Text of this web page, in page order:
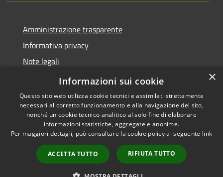
Amministrazione trasparente
Informativa privacy
Note legali
Dichiarazione di accessibilità
Accessibilità
Copyright © 2026 • Città di
Cirié • Powered by
Municipium•
Accesso
redazione
×
Informazioni sui cookie
Questo sito web utilizza cookie tecnici e assimilati strettamente
necessari al corretto funzionamento e alla navigazione del sito,
nonché un cookie tecnico analitico al solo fine di elaborare
informazioni statistiche, aggregate e anonime.
Per maggiori dettagli, può consultare la cookie policy al seguente link
ACCETTA TUTTO RIFIUTA TUTTO